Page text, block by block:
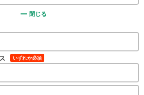
閉じる
いずれか必須